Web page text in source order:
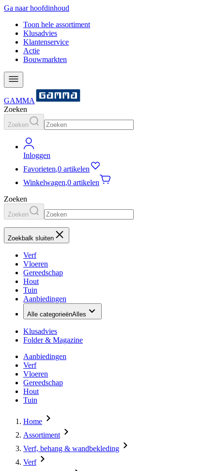
Ga naar hoofdinhoud
Toon hele assortiment
Klusadvies
Klantenservice
Actie
Bouwmarkten
GAMMA
Zoeken
Zoeken
Inloggen
Favorieten,0 artikelen
Winkelwagen,0 artikelen
Zoeken
Zoeken
Zoekbalk sluiten
Verf
Vloeren
Gereedschap
Hout
Tuin
Aanbiedingen
Alle categorieënAlles
Klusadvies
Folder & Magazine
Aanbiedingen
Verf
Vloeren
Gereedschap
Hout
Tuin
Home
Assortiment
Verf, behang & wandbekleding
Verf